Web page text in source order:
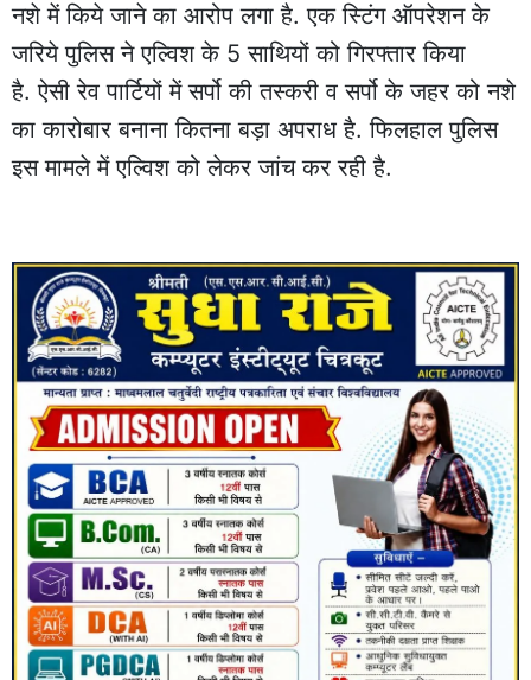
नशे में किये जाने का आरोप लगा है. एक स्टिंग ऑपरेशन के
जरिये पुलिस ने एल्विश के 5 साथियों को गिरफ्तार किया
है. ऐसी रेव पार्टियों में सर्पो की तस्करी व सर्पो के जहर को नशे
का कारोबार बनाना कितना बड़ा अपराध है. फिलहाल पुलिस
इस मामले में एल्विश को लेकर जांच कर रही है.